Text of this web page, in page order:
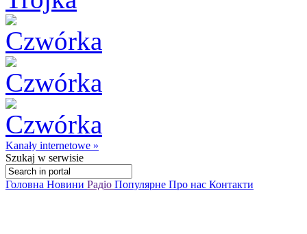
Kanały internetowe »
Szukaj w serwisie
Головна Новини Радіо Популярне Про нас Контакти